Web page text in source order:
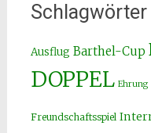
Schlagwörter
Ausflug Barthel-Cup
DOPPEL Ehrung
Freundschaftsspiel